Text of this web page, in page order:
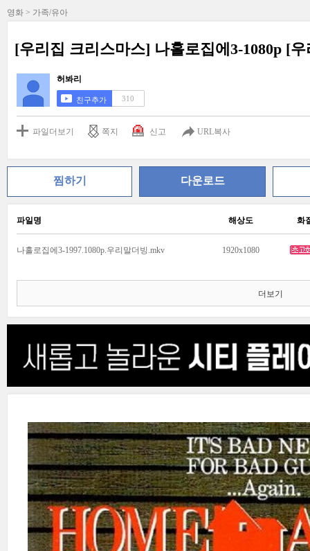
영화 > 가족/유아
[우리집 크리스마스] 나홀로집에3-1080p [
허봐리
친구추가 310
파일더보기 쪽지 신고 URL복사
찜하기 다운로드
파일명 해상도 화
나홀로집에3-1997.1080p.우리말더빙.mkv 1920x1080
더보기